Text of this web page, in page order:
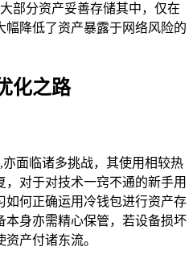
部分资产妥善存储其中，仅在
降低了资产暴露于网络风险的
化之路
面临诸多挑战，其使用相较热
对于对技术一窍不通的新手用
如何正确运用冷钱包进行资产存
本身亦需精心保管，若设备损坏
产付诸东流。